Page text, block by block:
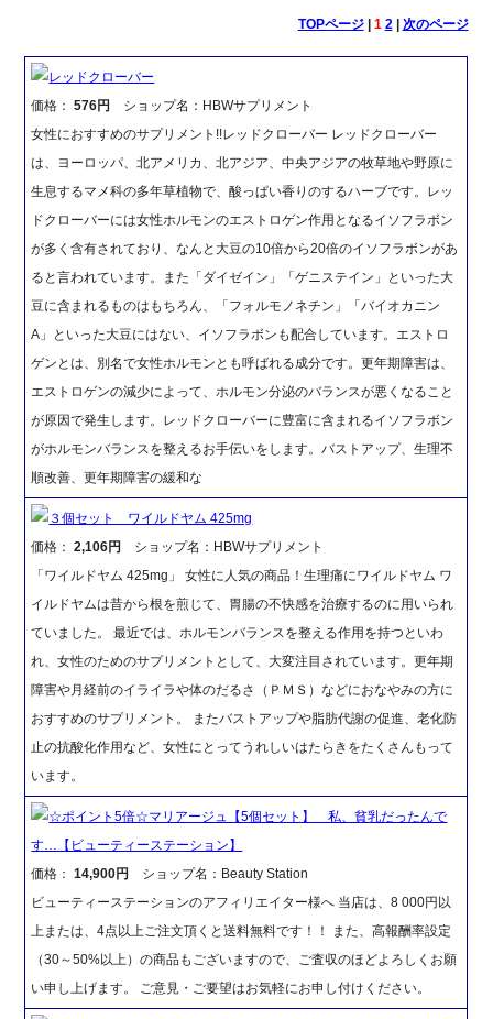
TOPページ| 1 2| 次のページ
レッドクローバー
価格：576円
ショップ名：HBWサプリメント
女性におすすめのサプリメント!!レッドクローバー レッドクローバー
は、ヨーロッパ、北アメリカ、北アジア、中央アジアの牧草地や野原に
生息するマメ科の多年草植物で、酸っぱい香りのするハーブです。レッ
ドクローバーには女性ホルモンのエストロゲン作用となるイソフラボン
が多く含有されており、なんと大豆の10倍から20倍のイソフラボンがあ
ると言われています。また「ダイゼイン」「ゲニステイン」といった大
豆に含まれるものはもちろん、「フォルモノネチン」「バイオカニン
A」といった大豆にはない、イソフラボンも配合しています。エストロ
ゲンとは、別名で女性ホルモンとも呼ばれる成分です。更年期障害は、
エストロゲンの減少によって、ホルモン分泌のバランスが悪くなること
が原因で発生します。レッドクローバーに豊富に含まれるイソフラボン
がホルモンバランスを整えるお手伝いをします。バストアップ、生理不
順改善、更年期障害の緩和な
３個セット ワイルドヤム 425mg
価格：2,106円
ショップ名：HBWサプリメント
「ワイルドヤム 425mg」 女性に人気の商品！生理痛にワイルドヤム ワ
イルドヤムは昔から根を煎じて、胃腸の不快感を治療するのに用いられ
ていました。 最近では、ホルモンバランスを整える作用を持つといわ
れ、女性のためのサプリメントとして、大変注目されています。更年期
障害や月経前のイライラや体のだるさ（ＰＭＳ）などにおなやみの方に
おすすめのサプリメント。 またバストアップや脂肪代謝の促進、老化防
止の抗酸化作用など、女性にとってうれしいはたらきをたくさんもって
います。
☆ポイント5倍☆マリアージュ【5個セット】 私、貧乳だったんで
す…【ビューティーステーション】
価格：14,900円
ショップ名：Beauty Station
ビューティーステーションのアフィリエイター様へ 当店は、8 000円以
上または、4点以上ご注文頂くと送料無料です！！ また、高報酬率設定
（30～50%以上）の商品もございますので、ご査収のほどよろしくお願
い申し上げます。 ご意見・ご要望はお気軽にお申し付けください。